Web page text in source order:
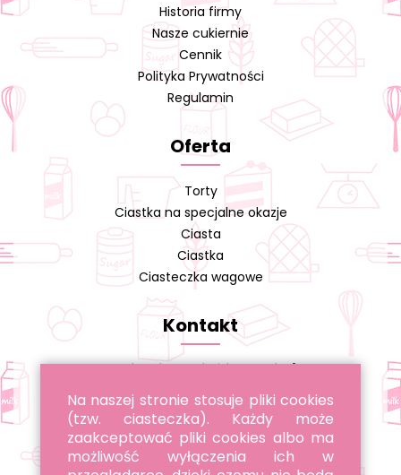
Historia firmy
Nasze cukiernie
Cennik
Polityka Prywatności
Regulamin
Oferta
Torty
Ciastka na specjalne okazje
Ciasta
Ciastka
Ciasteczka wagowe
Kontakt
Cukiernia A. Cieślikowski s.j.
tel. 22 643 96 22
tel. 885 051 051
Na naszej stronie stosuje pliki cookies
(tzw. ciasteczka). Każdy może
zaakceptować pliki cookies albo ma
możliwość wyłączenia ich w